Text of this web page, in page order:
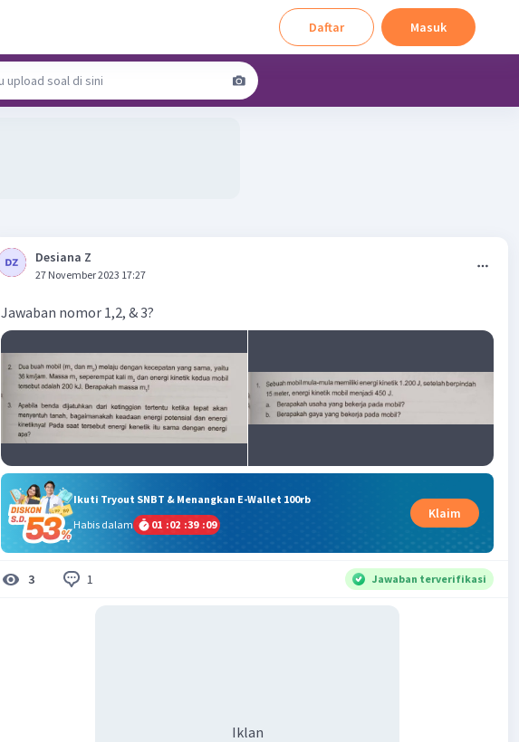
Daftar Masuk
Desiana Z
27 November 2023 17:27
Jawaban nomor 1,2, & 3?
Ikuti Tryout SNBT & Menangkan E-Wallet 100rb
Habis dalam
01 :02 :39 :09
Klaim
3 1 Jawaban terverifikasi
Iklan